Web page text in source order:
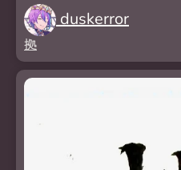
duskerror
拠